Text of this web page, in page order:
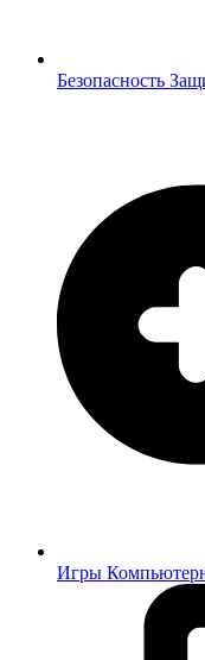
Безопасность
Игры